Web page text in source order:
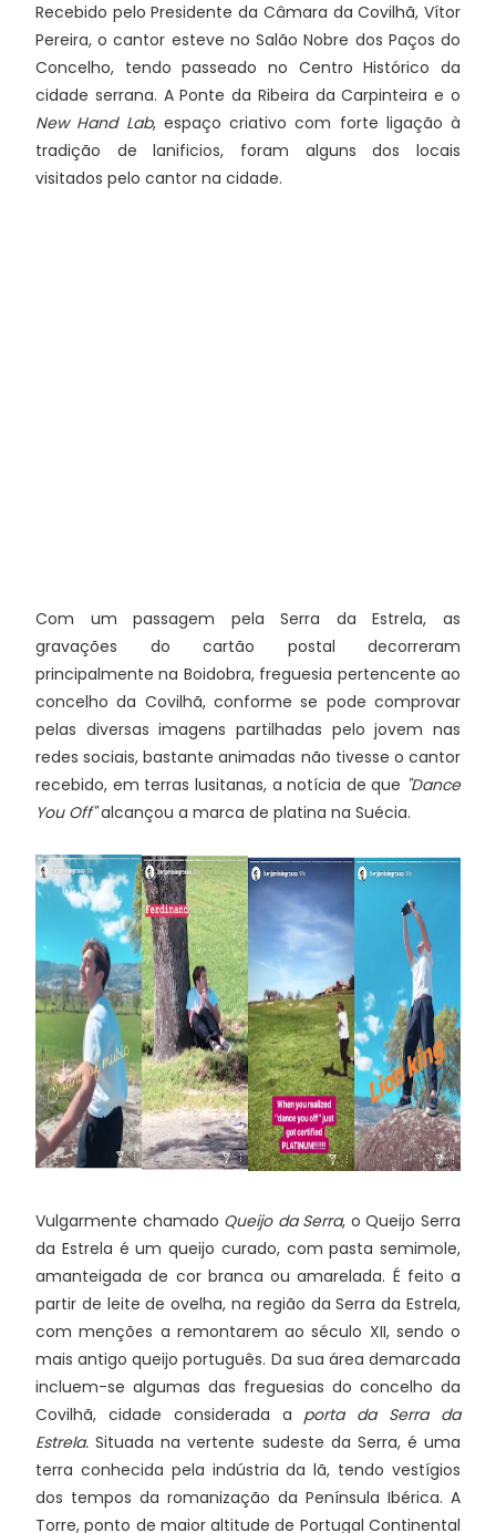
Recebido pelo Presidente da Câmara da Covilhã, Vítor
Pereira, o cantor esteve no Salão Nobre dos Paços do
Concelho, tendo passeado no Centro Histórico da
cidade serrana. A Ponte da Ribeira da Carpinteira e o
New Hand Lab, espaço criativo com forte ligação à
tradição de lanificios, foram alguns dos locais
visitados pelo cantor na cidade.
Com um passagem pela Serra da Estrela, as
gravações do cartão postal decorreram
principalmente na Boidobra, freguesia pertencente ao
concelho da Covilhã, conforme se pode comprovar
pelas diversas imagens partilhadas pelo jovem nas
redes sociais, bastante animadas não tivesse o cantor
recebido, em terras lusitanas, a notícia de que "Dance
You Off"alcançou a marca de platina na Suécia.
Vulgarmente chamado Queijo da Serra, o Queijo Serra
da Estrela é um queijo curado, com pasta semimole,
amanteigada de cor branca ou amarelada. É feito a
partir de leite de ovelha, na região da Serra da Estrela,
com menções a remontarem ao século XII, sendo o
mais antigo queijo português. Da sua área demarcada
incluem-se algumas das freguesias do concelho da
Covilhã, cidade considerada a porta da Serra da
Estrela. Situada na vertente sudeste da Serra, é uma
terra conhecida pela indústria da lã, tendo vestígios
dos tempos da romanização da Península Ibérica. A
Torre, ponto de maior altitude de Portugal Continental